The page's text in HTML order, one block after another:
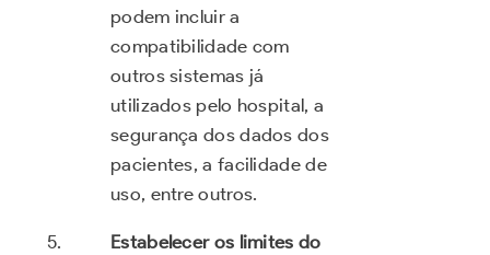
podem incluir a
compatibilidade com
outros sistemas já
utilizados pelo hospital, a
segurança dos dados dos
pacientes, a facilidade de
uso, entre outros.
Estabelecer os limites do